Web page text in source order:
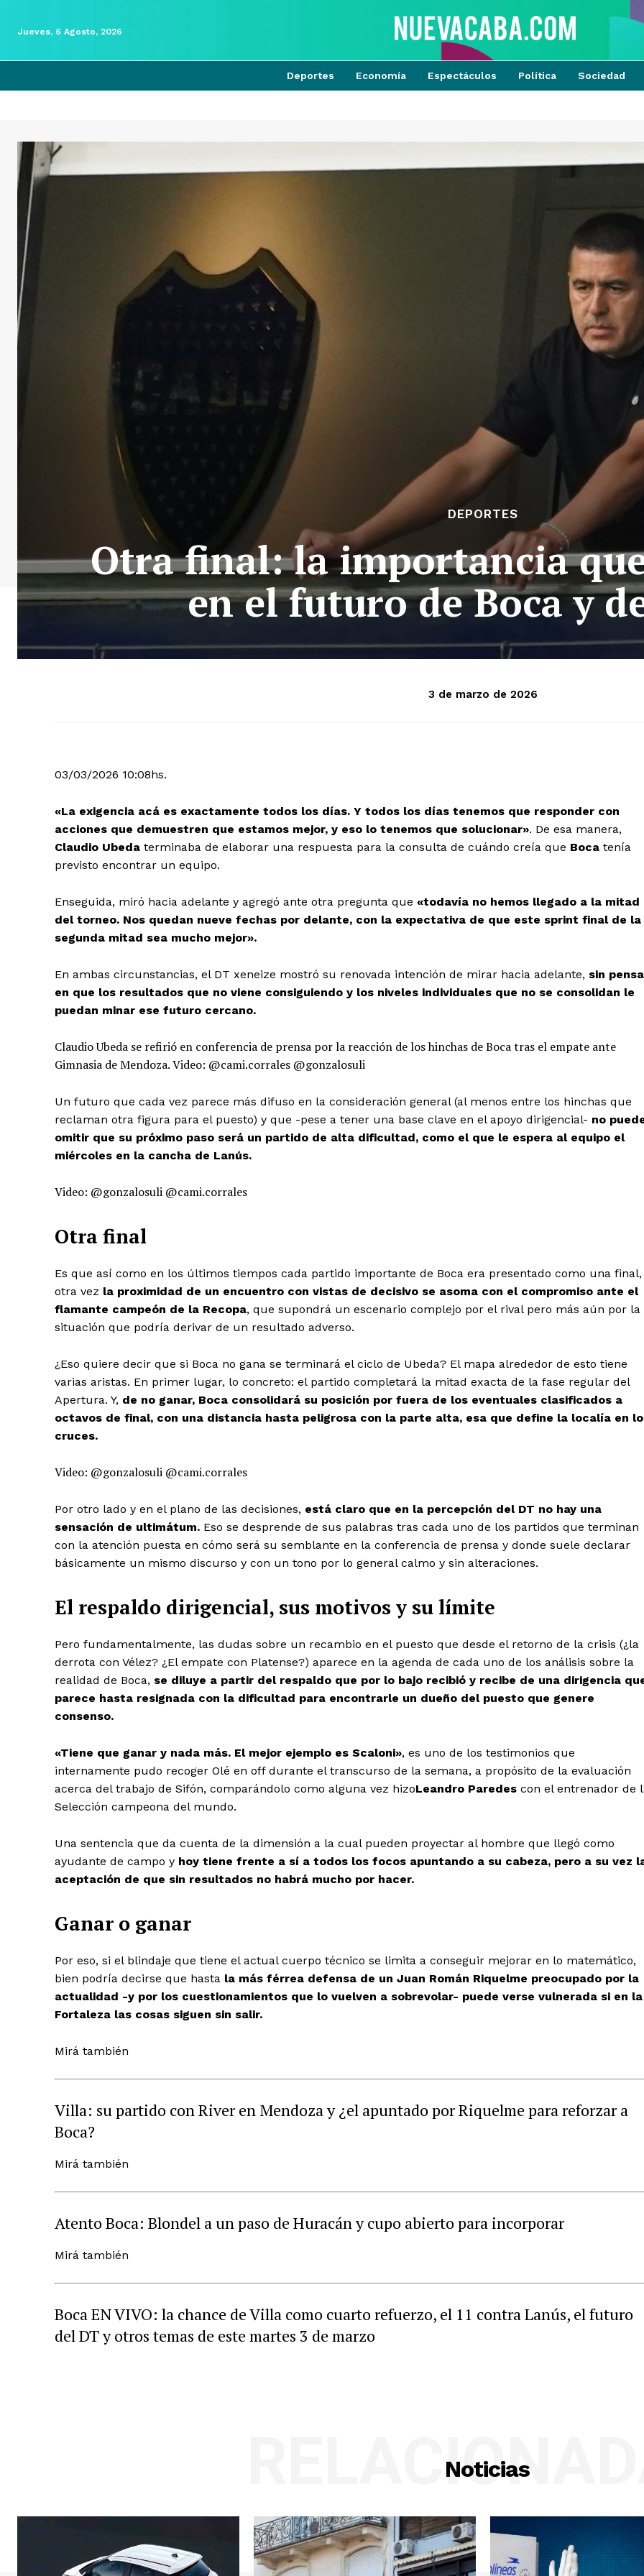
Jueves, 6 Agosto, 2026
Deportes Economía Espectáculos Política Sociedad
DEPORTES
Otra final: la importancia
en el futuro de Boca y
3 de marzo de 2026
03/03/2026 10:08hs.
«La exigencia acá es exactamente todos los días. Y todos los días tenemos que responder con
acciones que demuestren que estamos mejor, y eso lo tenemos que solucionar». De esa manera,
Claudio Ubeda terminaba de elaborar una respuesta para la consulta de cuándo creía que Boca tenía
previsto encontrar un equipo.
Enseguida, miró hacia adelante y agregó ante otra pregunta que «todavía no hemos llegado a la mitad
del torneo. Nos quedan nueve fechas por delante, con la expectativa de que este sprint final de la
segunda mitad sea mucho mejor».
En ambas circunstancias, el DT xeneize mostró su renovada intención de mirar hacia adelante, sin
en que los resultados que no viene consiguiendo y los niveles individuales que no se consolidan le
puedan minar ese futuro cercano.
Claudio Ubeda se refirió en conferencia de prensa por la reacción de los hinchas de Boca tras el empate ante
Gimnasia de Mendoza. Video: @cami.corrales @gonzalosuli
Un futuro que cada vez parece más difuso en la consideración general (al menos entre los hinchas que
reclaman otra figura para el puesto) y que -pese a tener una base clave en el apoyo dirigencial- no
omitir que su próximo paso será un partido de alta dificultad, como el que le espera al equipo el
miércoles en la cancha de Lanús.
Video: @gonzalosuli @cami.corrales
Otra final
Es que así como en los últimos tiempos cada partido importante de Boca era presentado como una final,
otra vez la proximidad de un encuentro con vistas de decisivo se asoma con el compromiso ante el
flamante campeón de la Recopa, que supondrá un escenario complejo por el rival pero más aún por la
situación que podría derivar de un resultado adverso.
¿Eso quiere decir que si Boca no gana se terminará el ciclo de Ubeda? El mapa alrededor de esto tiene
varias aristas. En primer lugar, lo concreto: el partido completará la mitad exacta de la fase regular del
Apertura. Y, de no ganar, Boca consolidará su posición por fuera de los eventuales clasificados a
octavos de final, con una distancia hasta peligrosa con la parte alta, esa que define la localía en
cruces.
Video: @gonzalosuli @cami.corrales
Por otro lado y en el plano de las decisiones, está claro que en la percepción del DT no hay una
sensación de ultimátum. Eso se desprende de sus palabras tras cada uno de los partidos que terminan
con la atención puesta en cómo será su semblante en la conferencia de prensa y donde suele declarar
básicamente un mismo discurso y con un tono por lo general calmo y sin alteraciones.
El respaldo dirigencial, sus motivos y su límite
Pero fundamentalmente, las dudas sobre un recambio en el puesto que desde el retorno de la crisis (¿la
derrota con Vélez? ¿El empate con Platense?) aparece en la agenda de cada uno de los análisis sobre la
realidad de Boca, se diluye a partir del respaldo que por lo bajo recibió y recibe de una dirigencia
parece hasta resignada con la dificultad para encontrarle un dueño del puesto que genere
consenso.
«Tiene que ganar y nada más. El mejor ejemplo es Scaloni», es uno de los testimonios que
internamente pudo recoger Olé en off durante el transcurso de la semana, a propósito de la evaluación
acerca del trabajo de Sifón, comparándolo como alguna vez hizoLeandro Paredes con el entrenador de
Selección campeona del mundo.
Una sentencia que da cuenta de la dimensión a la cual pueden proyectar al hombre que llegó como
ayudante de campo y hoy tiene frente a sí a todos los focos apuntando a su cabeza, pero a su vez
aceptación de que sin resultados no habrá mucho por hacer.
Ganar o ganar
Por eso, si el blindaje que tiene el actual cuerpo técnico se limita a conseguir mejorar en lo matemático,
bien podría decirse que hasta la más férrea defensa de un Juan Román Riquelme preocupado por la
actualidad -y por los cuestionamientos que lo vuelven a sobrevolar- puede verse vulnerada si en la
Fortaleza las cosas siguen sin salir.
Mirá también
Villa: su partido con River en Mendoza y ¿el apuntado por Riquelme para reforzar a
Boca?
Mirá también
Atento Boca: Blondel a un paso de Huracán y cupo abierto para incorporar
Mirá también
Boca EN VIVO: la chance de Villa como cuarto refuerzo, el 11 contra Lanús, el futuro
del DT y otros temas de este martes 3 de marzo
Noticias